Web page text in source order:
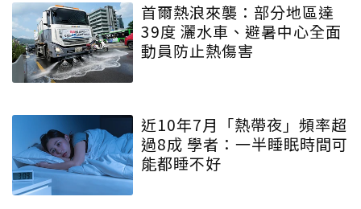
首爾熱浪來襲：部分地區達
39度 灑水車、避暑中心全面
動員防止熱傷害
近10年7月「熱帶夜」頻率超
過8成 學者：一半睡眠時間可
能都睡不好